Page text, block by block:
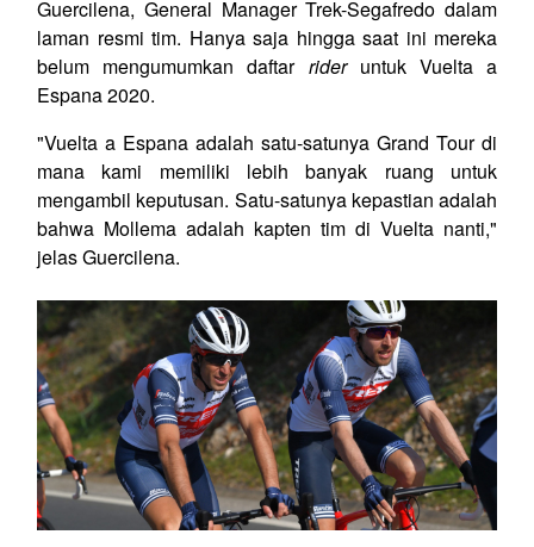
Guercilena, General Manager Trek-Segafredo dalam
laman resmi tim. Hanya saja hingga saat ini mereka
belum mengumumkan daftar rideruntuk Vuelta a
Espana 2020.
"Vuelta a Espana adalah satu-satunya Grand Tour di
mana kami memiliki lebih banyak ruang untuk
mengambil keputusan. Satu-satunya kepastian adalah
bahwa Mollema adalah kapten tim di Vuelta nanti,"
jelas Guercilena.